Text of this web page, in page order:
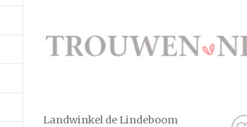
Landwinkel de Lindeboom